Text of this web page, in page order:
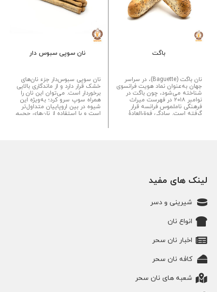
باگت
نان باگت (Baguette)، در سراسر
جهان به‌عنوان نماد هویت فرانسوی
شناخته می‌شود، چون باگت در
نوامبر ۲۰۱۸ در فهرست میراث
فرهنگی ناملموس فرانسه قرار
گرفته است. سادگی فوق‌العادهٔ
نان سوپی سبوس دار
نان سوپی سبوس‌دار جزء نان‌های
خشک قرار دارد و از ماندگاری بالایی
برخوردار است. می‌توان این نان را
همراه سوپ سرو کرد؛ به‌ویژه این
شیوه در بین اروپاییان متداول‌تر
است و با استفاده از نان‌های حجیم
لینک های مفید
شیرینی و دسر
انواع نان
اخبار نان سحر
کافه نان سحر
شعبه های نان سحر